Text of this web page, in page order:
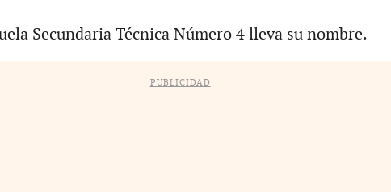
Secundaria Técnica Número 4 lleva su nombre.
PUBLICIDAD